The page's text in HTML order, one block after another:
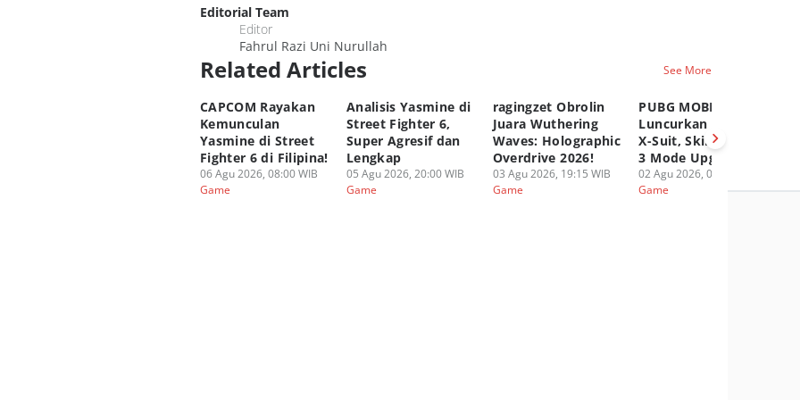
Editorial Team
Editor
Fahrul Razi Uni Nurullah
Related Articles See More
CAPCOM Rayakan
Kemunculan
Yasmine di Street
Fighter 6 di Filipina!
06 Agu 2026, 08:00 WIB
Game
Analisis Yasmine di
Street Fighter 6,
Super Agresif dan
Lengkap
05 Agu 2026, 20:00 WIB
Game
ragingzet Obrolin
Juara Wuthering
Waves: Holographic
Overdrive 2026!
03 Agu 2026, 19:15 WIB
Game
PUBG MOBILE
Luncurkan Druvaen
X-Suit, Skin Dengan
3 Mode Upgradable!
02 Agu 2026, 05:00 WIB
Game